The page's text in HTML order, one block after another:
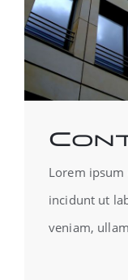
Lorem
incidunt ut
veniam,